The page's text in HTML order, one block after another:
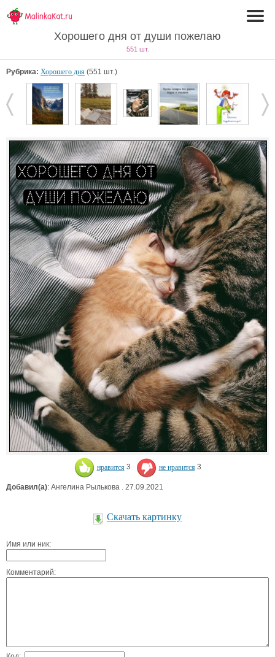
Хорошего дня от души пожелаю
551 шт.
Рубрика: Хорошего дня (551 шт.)
нравится 3 не нравится 3
Добавил(а): Ангелина Рылькова . 27.09.2021
Скачать картинку
Имя или ник:
Комментарий: